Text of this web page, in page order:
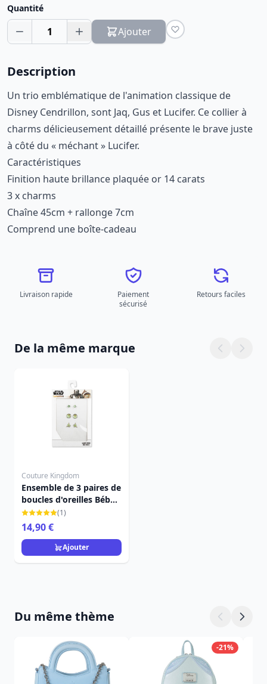
Quantité
1 Ajouter
Description
Un trio emblématique de l'animation classique de
Disney Cendrillon, sont Jaq, Gus et Lucifer. Ce collier à
charms délicieusement détaillé présente le brave juste
à côté du « méchant » Lucifer.
Caractéristiques
Finition haute brillance plaquée or 14 carats
3 x charms
Chaîne 45cm + rallonge 7cm
Comprend une boîte-cadeau
Livraison rapide
Paiement
sécurisé
Retours faciles
De la même marque
Couture Kingdom
Ensemble de 3 paires de
boucles d'oreilles Bébé
Yoda Star Wars
(1)
14,90 €
Ajouter
Du même thème
-21%